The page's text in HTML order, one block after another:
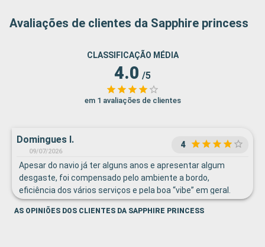
Avaliações de clientes da Sapphire princess
CLASSIFICAÇÃO MÉDIA
4.0 /5
em 1 avaliações de clientes
Domingues I.
09/07/2026
4
Apesar do navio já ter alguns anos e apresentar algum
desgaste, foi compensado pelo ambiente a bordo,
eficiência dos vários serviços e pela boa “vibe” em geral.
Boas e variadas actividades de entretenimento a bordo,
desde os espetáculos, concursos variados, quizs,
AS OPINIÕES DOS CLIENTES DA SAPPHIRE PRINCESS